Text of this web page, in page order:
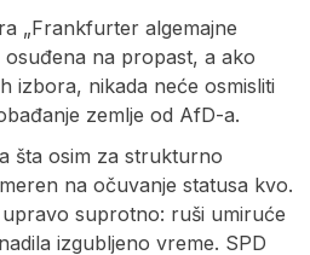
„Frankfurter algemajne
osuđena na propast, a ako
izbora, nikada neće osmisliti
zemlje od AfD-a.
šta osim za strukturno
na očuvanje statusa kvo.
suprotno: ruši umiruće
izgubljeno vreme. SPD